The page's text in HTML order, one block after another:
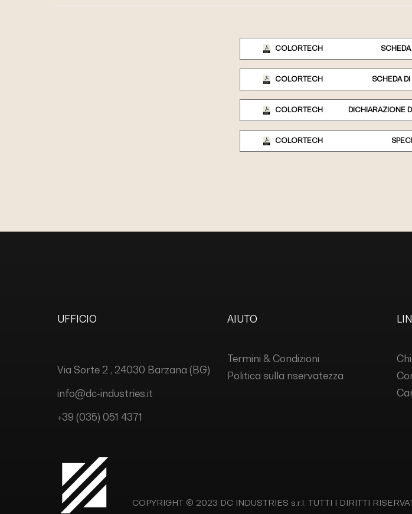
COLORTECH
COLORTECH SCHEDA
COLORTECH DICHIARAZIONE
COLORTECH
UFFICIO
Via Sorte 2 , 24030 Barzana (BG)
info@dc-industries.it
+39 (035) 051 4371
AIUTO
Termini & Condizioni
Politica sulla riservatezza
COPYRIGHT © 2023 DC INDUSTRIES s.r.l. TUTTI I DIRITTI